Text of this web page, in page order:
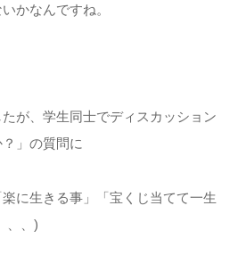
かなんですね。
が、学生同士でディスカッション
」の質問に
楽に生きる事」「宝くじ当てて一生
、、)